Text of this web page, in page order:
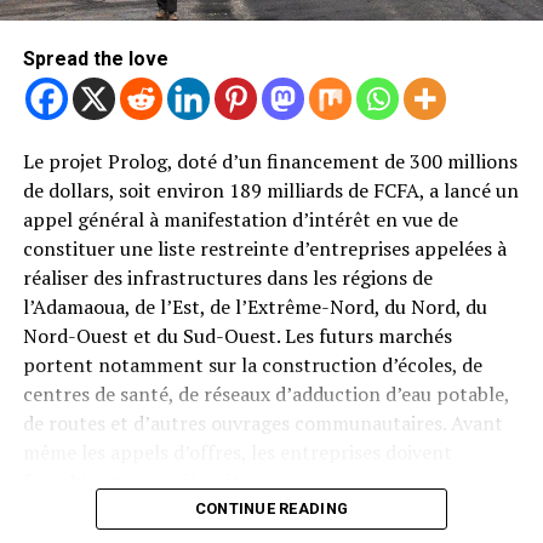
Résultat : l’élection présidentielle prévue le 17 mars
Un poste rarement contesté dans
l’histoire du football
Changer de président reste un événement rare à la FIFA.
Depuis le premier d’entre eux, le journaliste français
Robert Guérin, entré en fonction en 1904,
l’organisation n’a connu que neuf présidents — et
seulement trois depuis les années 1970, Joao Havelange
et Sepp Blatter ayant à eux deux cumulé plus de 40 ans
à ce poste.
C’est justement la chute de Blatter, empêtré dans un
manquement à l’éthique par la propre commission
d’éthique de la FIFA, qui a conduit à limiter les mandats
Spread the love
Le projet Prolog, doté d’un financement de 300 millions
de dollars, soit environ 189 milliards de FCFA, a lancé un
appel général à manifestation d’intérêt en vue de
constituer une liste restreinte d’entreprises appelées à
réaliser des infrastructures dans les régions de
l’Adamaoua, de l’Est, de l’Extrême-Nord, du Nord, du
Nord-Ouest et du Sud-Ouest. Les futurs marchés
portent notamment sur la construction d’écoles, de
centres de santé, de réseaux d’adduction d’eau potable,
de routes et d’autres ouvrages communautaires. Avant
franchir une première étape.
Outre les références techniques, elles doivent
CONTINUE READING